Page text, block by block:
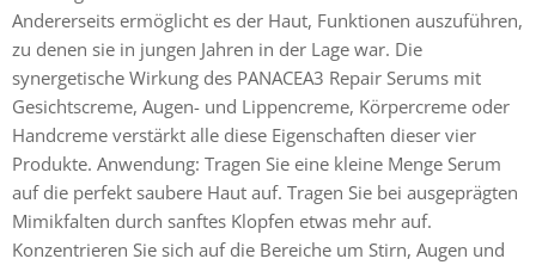
Andererseits ermöglicht es der Haut, Funktionen auszuführen,
zu denen sie in jungen Jahren in der Lage war. Die
synergetische Wirkung des PANACEA3 Repair Serums mit
Gesichtscreme, Augen- und Lippencreme, Körpercreme oder
Handcreme verstärkt alle diese Eigenschaften dieser vier
Produkte. Anwendung: Tragen Sie eine kleine Menge Serum
auf die perfekt saubere Haut auf. Tragen Sie bei ausgeprägten
Mimikfalten durch sanftes Klopfen etwas mehr auf.
Konzentrieren Sie sich auf die Bereiche um Stirn, Augen und